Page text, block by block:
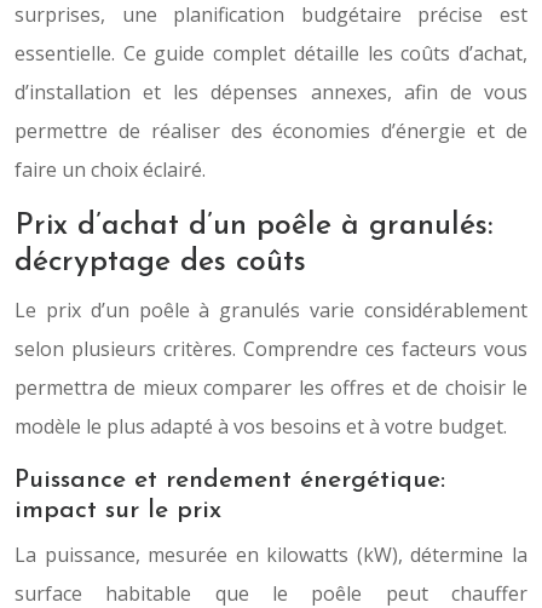
surprises, une planification budgétaire précise est
essentielle. Ce guide complet détaille les coûts d’achat,
d’installation et les dépenses annexes, afin de vous
permettre de réaliser des économies d’énergie et de
faire un choix éclairé.
Prix d’achat d’un poêle à granulés:
décryptage des coûts
Le prix d’un poêle à granulés varie considérablement
selon plusieurs critères. Comprendre ces facteurs vous
permettra de mieux comparer les offres et de choisir le
modèle le plus adapté à vos besoins et à votre budget.
Puissance et rendement énergétique:
impact sur le prix
La puissance, mesurée en kilowatts (kW), détermine la
surface habitable que le poêle peut chauffer